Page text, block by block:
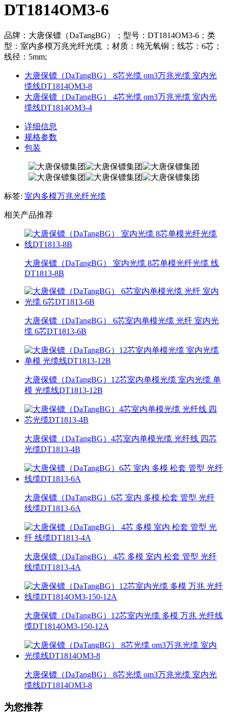
DT1814OM3-6
品牌：大唐保镖（DaTangBG）；型号：DT1814OM3-6；类
型：室内多模万兆光纤光缆 ；材质：纯无氧铜；线芯：6芯；
线径：5mm;
大唐保镖（DaTangBG） 8芯光缆 om3万兆光缆 室内光
缆线DT1814OM3-8
大唐保镖（DaTangBG） 4芯光缆 om3万兆光缆 室内光
缆线DT1814OM3-4
详细信息
规格参数
包装
标签: 室内多模万兆光纤光缆
相关产品推荐
大唐保镖（DaTangBG） 室内光缆 8芯单模光纤光缆 线
DT1813-8B
大唐保镖（DaTangBG） 6芯室内单模光缆 光纤 室内光
缆 6芯DT1813-6B
大唐保镖（DaTangBG）12芯室内单模光缆 室内光缆 单
模 光缆线DT1813-12B
大唐保镖（DaTangBG）4芯室内单模光缆 光纤线 四芯
光缆DT1813-4B
大唐保镖（DaTangBG）6芯 室内 多模 松套 管型 光纤
线缆DT1813-6A
大唐保镖（DaTangBG） 4芯 多模 室内 松套 管型 光纤
线缆DT1813-4A
大唐保镖（DaTangBG）12芯室内光缆 多模 万兆 光纤线
缆DT1814OM3-150-12A
大唐保镖（DaTangBG） 8芯光缆 om3万兆光缆 室内光
缆线DT1814OM3-8
为您推荐